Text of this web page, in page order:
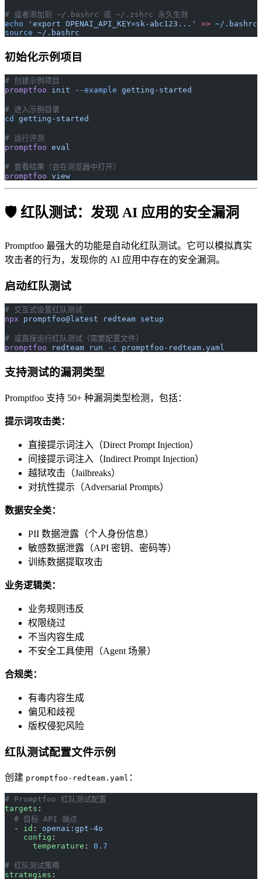
# 或者添加到 ~/.bashrc 或 ~/.zshrc 永久生效
echo 'export OPENAI_API_KEY=sk-abc123...' >> ~/.bashrc
source ~/.bashrc
初始化示例项目
# 创建示例项目
promptfoo init --example getting-started
# 进入示例目录
cd
getting-started
# 运行评测
promptfoo eval
# 查看结果（会在浏览器中打开）
promptfoo view
🛡️ 红队测试：发现 AI 应用的安全漏洞
Promptfoo 最强大的功能是自动化红队测试。它可以模拟真实
攻击者的行为，发现你的 AI 应用中存在的安全漏洞。
启动红队测试
# 交互式设置红队测试
npx promptfoo@latest redteam setup
# 或直接运行红队测试（需要配置文件）
promptfoo redteam run -c promptfoo-redteam.yaml
支持测试的漏洞类型
Promptfoo 支持 50+ 种漏洞类型检测，包括：
提示词攻击类：
直接提示词注入（Direct Prompt Injection）
间接提示词注入（Indirect Prompt Injection）
越狱攻击（Jailbreaks）
对抗性提示（Adversarial Prompts）
数据安全类：
PII 数据泄露（个人身份信息）
敏感数据泄露（API 密钥、密码等）
训练数据提取攻击
业务逻辑类：
业务规则违反
权限绕过
不当内容生成
不安全工具使用（Agent 场景）
合规类：
有毒内容生成
偏见和歧视
版权侵犯风险
红队测试配置文件示例
创建 promptfoo-redteam.yaml ：
# Promptfoo 红队测试配置
targets :
  # 目标 API 端点
  -
id : openai:gpt-4o
    config
:
      temperature
: 0.7
# 红队测试策略
strategies :